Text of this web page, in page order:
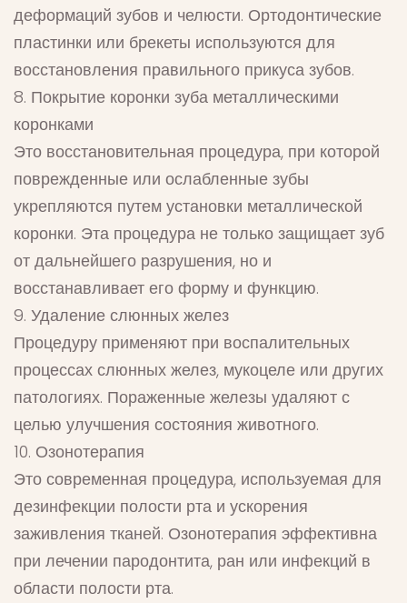
деформаций зубов и челюсти. Ортодонтические
пластинки или брекеты используются для
восстановления правильного прикуса зубов.
8. Покрытие коронки зуба металлическими
коронками
Это восстановительная процедура, при которой
поврежденные или ослабленные зубы
укрепляются путем установки металлической
коронки. Эта процедура не только защищает зуб
от дальнейшего разрушения, но и
восстанавливает его форму и функцию.
9. Удаление слюнных желез
Процедуру применяют при воспалительных
процессах слюнных желез, мукоцеле или других
патологиях. Пораженные железы удаляют с
целью улучшения состояния животного.
10. Озонотерапия
Это современная процедура, используемая для
дезинфекции полости рта и ускорения
заживления тканей. Озонотерапия эффективна
при лечении пародонтита, ран или инфекций в
области полости рта.